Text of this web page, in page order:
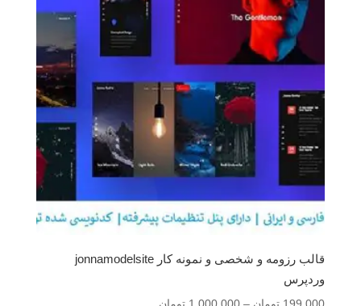
قالب رزومه و شخصی و نمونه کار jonnamodelsite
وردپرس
محدوده